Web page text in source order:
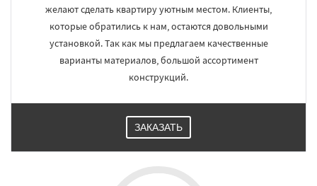
желают сделать квартиру уютным местом. Клиенты,
которые обратились к нам, остаются довольными
установкой. Так как мы предлагаем качественные
варианты материалов, большой ассортимент
конструкций.
ЗАКАЗАТЬ